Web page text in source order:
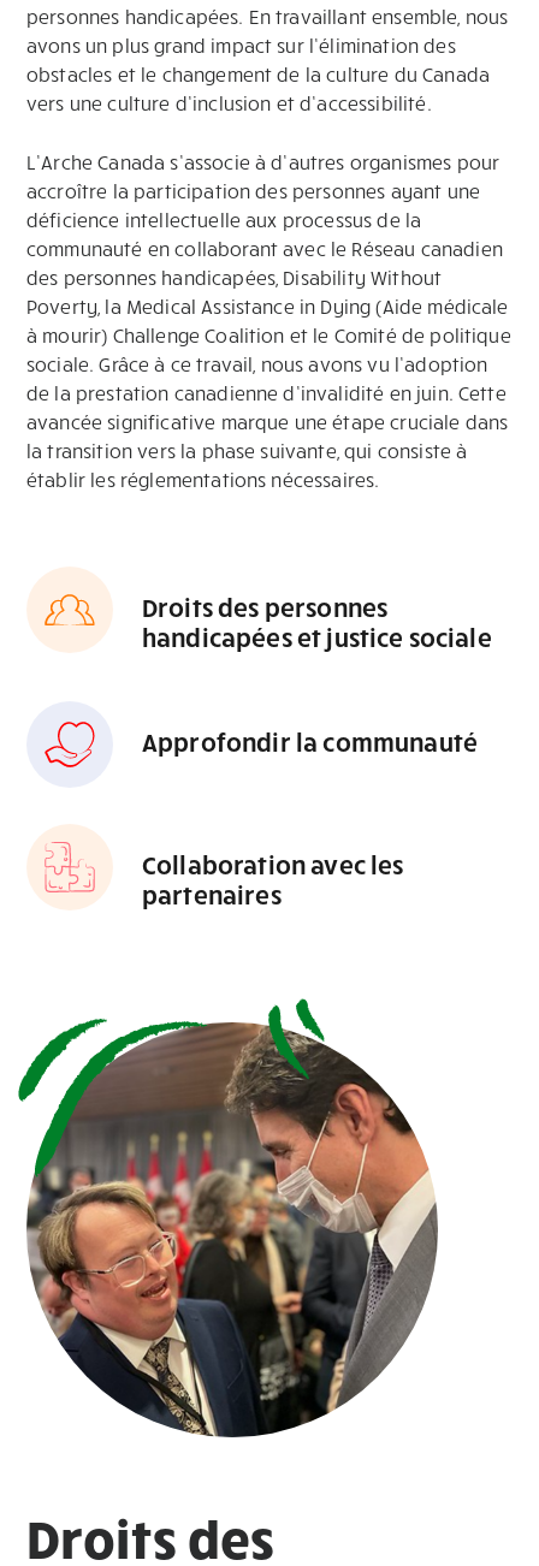
personnes handicapées. En travaillant ensemble, nous
avons un plus grand impact sur l’élimination des
obstacles et le changement de la culture du Canada
vers une culture d’inclusion et d’accessibilité.
L’Arche Canada s’associe à d’autres organismes pour
accroître la participation des personnes ayant une
déficience intellectuelle aux processus de la
communauté en collaborant avec le Réseau canadien
des personnes handicapées, Disability Without
Poverty, la Medical Assistance in Dying (Aide médicale
à mourir) Challenge Coalition et le Comité de politique
sociale. Grâce à ce travail, nous avons vu l’adoption
de la prestation canadienne d’invalidité en juin. Cette
avancée significative marque une étape cruciale dans
la transition vers la phase suivante, qui consiste à
établir les réglementations nécessaires.
Droits des personnes
handicapées et justice sociale
Approfondir la communauté
Collaboration avec les
partenaires
Droits des